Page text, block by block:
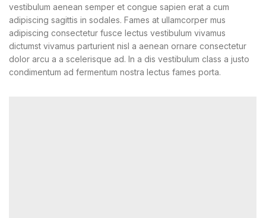
vestibulum aenean semper et congue sapien erat a cum
adipiscing sagittis in sodales. Fames at ullamcorper mus
adipiscing consectetur fusce lectus vestibulum vivamus
dictumst vivamus parturient nisl a aenean ornare consectetur
dolor arcu a a scelerisque ad. In a dis vestibulum class a justo
condimentum ad fermentum nostra lectus fames porta.